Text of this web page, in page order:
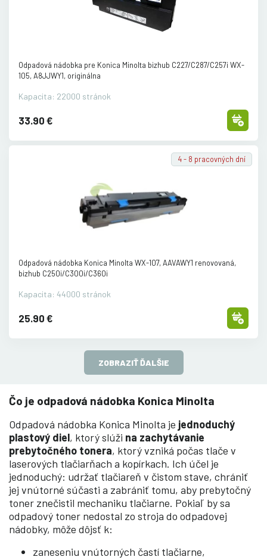
Odpadová nádobka pre Konica Minolta bizhub C227/C287/C257i WX-
105, A8JJWY1, originálna
Kapacita: 22000 stránok
33.90 €
4 - 8 pracovných dní
Odpadová nádobka Konica Minolta WX-107, AAVAWY1 renovovaná,
bizhub C250i/C300i/C360i
Kapacita: 44000 stránok
25.90 €
ZOBRAZIŤ ĎALŠIE
Čo je odpadová nádobka Konica Minolta
Odpadová nádobka Konica Minolta je jednoduchý
plastový diel, ktorý slúži na zachytávanie
prebytočného tonera, ktorý vzniká počas tlače v
laserových tlačiarňach a kopírkach. Ich účel je
jednoduchý: udržať tlačiareň v čistom stave, chrániť
jej vnútorné súčasti a zabrániť tomu, aby prebytočný
toner znečistil mechaniku tlačiarne. Pokiaľ by sa
odpadový toner nedostal zo stroja do odpadovej
nádobky, môže dôjsť k:
zaneseniu vnútorných častí tlačiarne,